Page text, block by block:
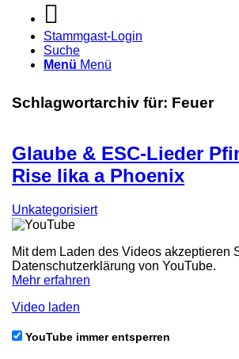
Stammgast-Login
Suche
Menü Menü
Schlagwortarchiv für: Feuer
Glaube & ESC-Lieder
Rise lika a Phoenix
Unkategorisiert
Mit dem Laden des Videos akzeptieren
Datenschutzerklärung von YouTube.
Mehr erfahren
Video laden
YouTube immer entsperren